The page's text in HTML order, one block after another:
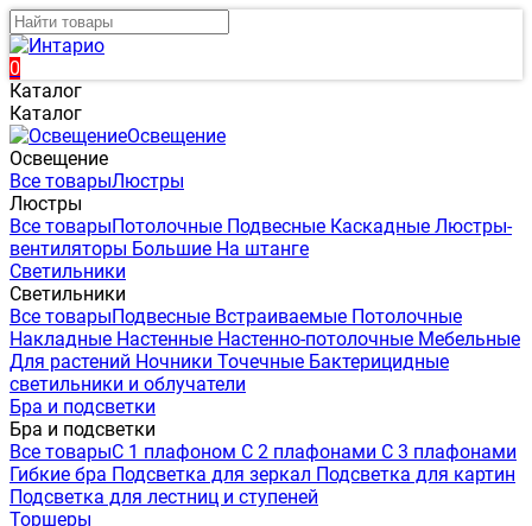
0
Каталог
Каталог
Освещение
Освещение
Все товарыЛюстры
Люстры
Все товарыПотолочные Подвесные Каскадные Люстры-
вентиляторы Большие На штанге
Светильники
Светильники
Все товарыПодвесные Встраиваемые Потолочные
Накладные Настенные Настенно-потолочные Мебельные
Для растений Ночники Точечные Бактерицидные
светильники и облучатели
Бра и подсветки
Бра и подсветки
Все товарыС 1 плафоном С 2 плафонами С 3 плафонами
Гибкие бра Подсветка для зеркал Подсветка для картин
Подсветка для лестниц и ступеней
Торшеры